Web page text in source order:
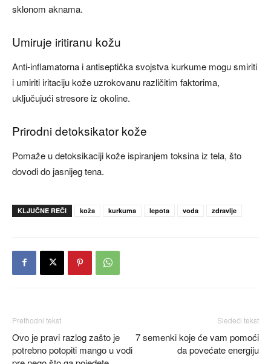
sklonom aknama.
Umiruje iritiranu kožu
Anti-inflamatorna i antiseptička svojstva kurkume mogu smiriti
i umiriti iritaciju kože uzrokovanu različitim faktorima,
uključujući stresore iz okoline.
Prirodni detoksikator kože
Pomaže u detoksikaciji kože ispiranjem toksina iz tela, što
dovodi do jasnijeg tena.
KLJUČNE REČI koža kurkuma lepota voda zdravlje
Prethodni tekst
Ovo je pravi razlog zašto je
potrebno potopiti mango u vodi
Sledeći tekst
7 semenki koje će vam pomoći
da povećate energiju